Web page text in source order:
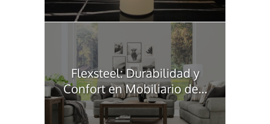
Flexsteel: Durabilidad y
Confort en Mobiliario de...